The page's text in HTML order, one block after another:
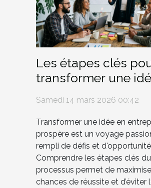
Les étapes clés
transformer une
Samedi 14 mars 2026 00:42
Transformer une idée en
prospère est un voyage
rempli de défis et
Comprendre les étapes clés du
processus permet de
chances de réussite et d’éviter